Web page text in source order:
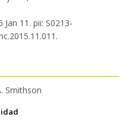
11. pii: S0213-
Smithson